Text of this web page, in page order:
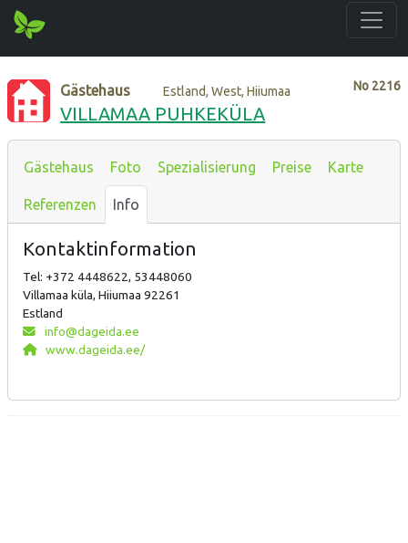
No 2216
Gästehaus Estland, West, Hiiumaa
VILLAMAA PUHKEKÜLA
Gästehaus Foto Spezialisierung Preise Karte
Referenzen Info
Kontaktinformation
Tel: +372 4448622, 53448060
Villamaa küla, Hiiumaa 92261
Estland
info@dageida.ee
www.dageida.ee/